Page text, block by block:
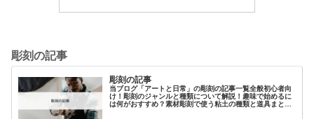
彫刻の記事
彫刻の記事
当ブログ「アートと日常」の彫刻の記事一覧全般初心者向
け！彫刻のジャンルと種類について解説！趣味で始めるに
は何がおすすめ？素材彫刻で使う粘土の種類と道具まとめ